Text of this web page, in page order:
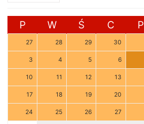
P W Ś C P
27 28 29 30
3 4 5 6
10 11 12 13
17 18 19 20
24 25 26 27